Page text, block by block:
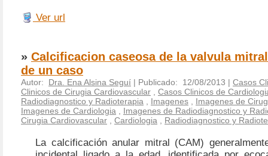
Ver url
» Calcificacion caseosa de la valvula
de un caso
Autor: Dra. Ena Alsina Seguí | Publicado: 12/08/2013 | Casos
Clinicos de Cirugia Cardiovascular , Casos Clinicos de
Radiodiagnostico y Radioterapia , Imagenes , Imagenes de
Imagenes de Cardiologia , Imagenes de Radiodiagnostico y
Cirugia Cardiovascular , Cardiologia , Radiodiagnostico y
La calcificación anular mitral (CAM)